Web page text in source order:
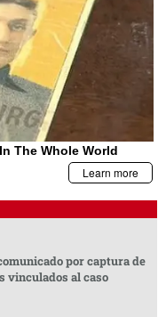
por captura de
vinculados al caso